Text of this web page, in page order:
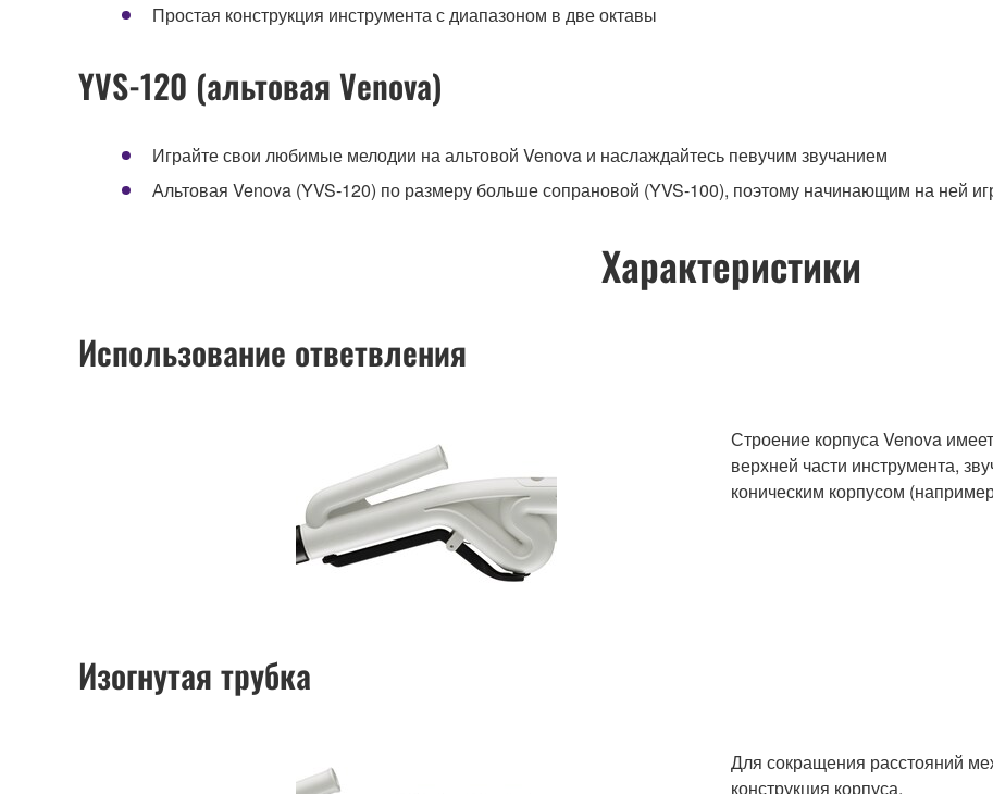
Простая конструкция инструмента с диапазоном в две октавы
YVS-120 (альтовая Venova)
Играйте свои любимые мелодии на альтовой Venova и наслаждайтесь певучим звучанием
Альтовая Venova (YVS-120) по размеру больше сопрановой (YVS-100), поэтому начинающим на ней
Характеристики
Использование ответвления
Строение корпуса Venova
верхней части инструмента,
коническим корпусом
Изогнутая трубка
Для сокращения расстояний
конструкция корпуса.